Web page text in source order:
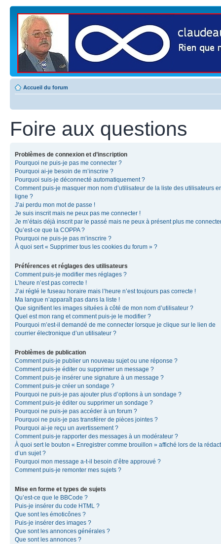
Accueil du forum
Foire aux questions
Problèmes de connexion et d’inscription
Pourquoi ne puis-je pas me connecter ?
Pourquoi ai-je besoin de m’inscrire ?
Pourquoi suis-je déconnecté automatiquement ?
Comment puis-je masquer mon nom d’utilisateur de la liste des utilisateurs
ligne ?
J’ai perdu mon mot de passe !
Je suis inscrit mais ne peux pas me connecter !
Je m’étais déjà inscrit par le passé mais ne peux à présent plus me
Qu’est-ce que la COPPA ?
Pourquoi ne puis-je pas m’inscrire ?
À quoi sert « Supprimer tous les cookies du forum » ?
Préférences et réglages des utilisateurs
Comment puis-je modifier mes réglages ?
L’heure n’est pas correcte !
J’ai réglé le fuseau horaire mais l’heure n’est toujours pas correcte !
Ma langue n’apparaît pas dans la liste !
Que signifient les images situées à côté de mon nom d’utilisateur ?
Quel est mon rang et comment puis-je le modifier ?
Pourquoi m’est-il demandé de me connecter lorsque je clique sur le lien de
courrier électronique d’un utilisateur ?
Problèmes de publication
Comment puis-je publier un nouveau sujet ou une réponse ?
Comment puis-je éditer ou supprimer un message ?
Comment puis-je insérer une signature à un message ?
Comment puis-je créer un sondage ?
Pourquoi ne puis-je pas ajouter plus d’options à un sondage ?
Comment puis-je éditer ou supprimer un sondage ?
Pourquoi ne puis-je pas accéder à un forum ?
Pourquoi ne puis-je pas transférer de pièces jointes ?
Pourquoi ai-je reçu un avertissement ?
Comment puis-je rapporter des messages à un modérateur ?
À quoi sert le bouton « Enregistrer comme brouillon » affiché lors de la
d’un sujet ?
Pourquoi mon message a-t-il besoin d’être approuvé ?
Comment puis-je remonter mes sujets ?
Mise en forme et types de sujets
Qu’est-ce que le BBCode ?
Puis-je insérer du code HTML ?
Que sont les émoticônes ?
Puis-je insérer des images ?
Que sont les annonces générales ?
Que sont les annonces ?